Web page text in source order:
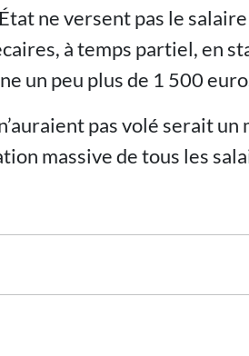
ne versent pas le
à temps partiel, en
un peu plus de 1 500
pas volé serait un
massive de tous les